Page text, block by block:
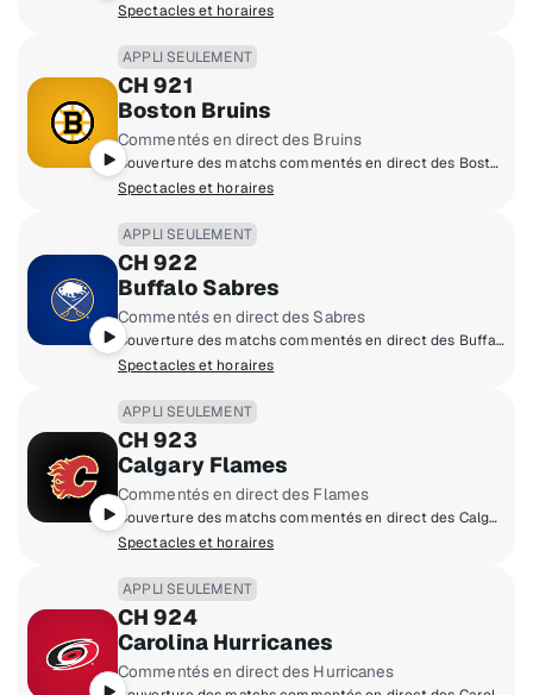
Spectacles et horaires
APPLI SEULEMENT
CH 921
Boston Bruins
Commentés en direct des Bruins
Couverture des matchs commentés en direct des Boston Bruins à domicile.
Spectacles et horaires
APPLI SEULEMENT
CH 922
Buffalo Sabres
Commentés en direct des Sabres
Couverture des matchs commentés en direct des Buffalo Sabres à domicile.
Spectacles et horaires
APPLI SEULEMENT
CH 923
Calgary Flames
Commentés en direct des Flames
Couverture des matchs commentés en direct des Calgary Flames à domicile.
Spectacles et horaires
APPLI SEULEMENT
CH 924
Carolina Hurricanes
Commentés en direct des Hurricanes